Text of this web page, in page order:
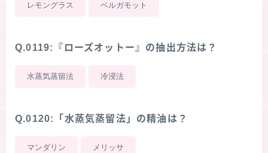
レモングラス ベルガモット
Q.0119:『ローズオットー』の抽出方法は？
水蒸気蒸留法 冷浸法
Q.0120:「水蒸気蒸留法」の精油は？
マンダリン メリッサ